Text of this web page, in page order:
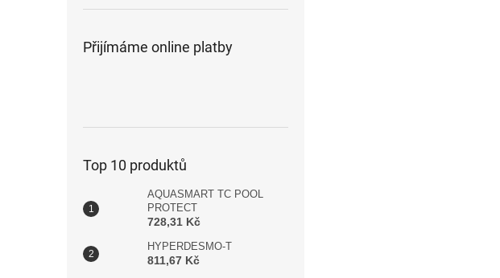
Přijímáme online platby
Top 10 produktů
AQUASMART TC POOL
PROTECT
728,31 Kč
HYPERDESMO-T
811,67 Kč